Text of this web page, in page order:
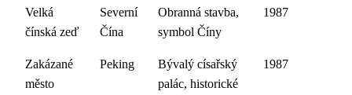
Velká
čínská zeď
Severní
Čína
Obranná stavba,
symbol Číny
1987
Zakázané
město
Peking
Bývalý císařský
palác, historické
1987